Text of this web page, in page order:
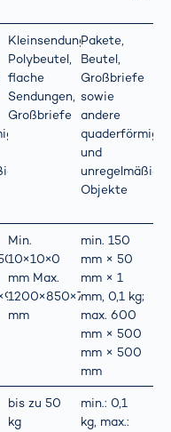
Kleinsendungen,
Polybeutel,
flache
Sendungen,
Großbriefe
Pakete,
Beutel,
Großbriefe
sowie
andere
quaderförmige
und
unregelmäßige
Objekte
Min.
10×10×0
mm Max.
1200×850×700
mm
min. 150
mm × 50
mm × 1
mm, 0,1 kg;
max. 600
mm × 500
mm × 500
mm
bis zu 50
kg
min.: 0,1
kg, max.: